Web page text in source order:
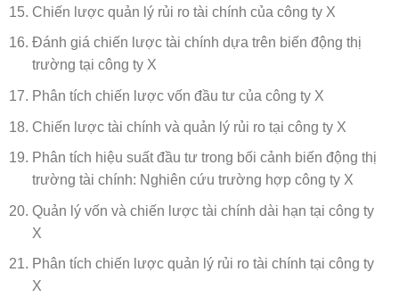
Chiến lược quản lý rủi ro tài chính của công ty X
Đánh giá chiến lược tài chính dựa trên biến động thị
trường tại công ty X
Phân tích chiến lược vốn đầu tư của công ty X
Chiến lược tài chính và quản lý rủi ro tại công ty X
Phân tích hiệu suất đầu tư trong bối cảnh biến động thị
trường tài chính: Nghiên cứu trường hợp công ty X
Quản lý vốn và chiến lược tài chính dài hạn tại công ty
X
Phân tích chiến lược quản lý rủi ro tài chính tại công ty
X